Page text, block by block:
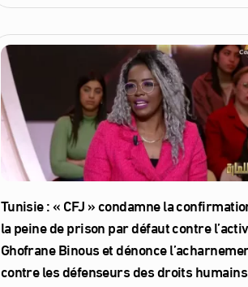
Tunisie : « CFJ » condamne la
la peine de prison par défaut contre
Ghofrane Binous et dénonce
contre les défenseurs des droits humains